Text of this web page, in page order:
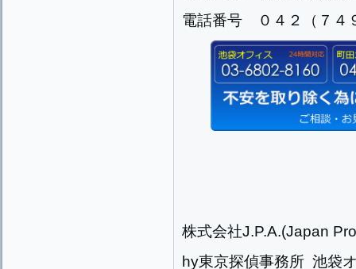
電話番号
０４２（７４
株式会社J.P.A.(Japan
hy東京探偵事務所 池袋